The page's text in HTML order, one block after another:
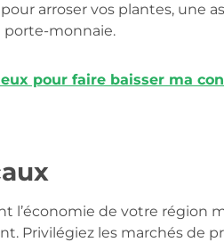
arroser vos plantes, une
porte-monnaie.
pour faire baisser ma
l’économie de votre région
Privilégiez les marchés de